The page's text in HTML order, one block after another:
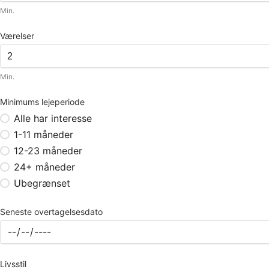
Min.
Værelser
Min.
Minimums lejeperiode
Alle har interesse
1-11 måneder
12-23 måneder
24+ måneder
Ubegrænset
Seneste overtagelsesdato
Livsstil